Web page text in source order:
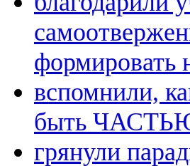
формировать
вспомнили,
быть
грянули